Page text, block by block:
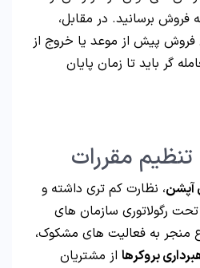
فروش برسانید. در مقابل،
فروش پیش از موعد یا خروج از
گر باید تا زمان پایان
مقررات
آپشن، نظارت کم تری داشته و
رگولاتوری سازمان های
منجر به فعالیت های مشکوک،
بروکرها از مشتریان